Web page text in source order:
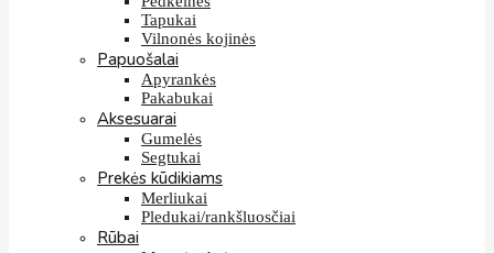
Tapukai
Vilnonės kojinės
Papuošalai
Apyrankės
Pakabukai
Aksesuarai
Gumelės
Segtukai
Prekės kūdikiams
Merliukai
Pledukai/rankšluosčiai
Rūbai